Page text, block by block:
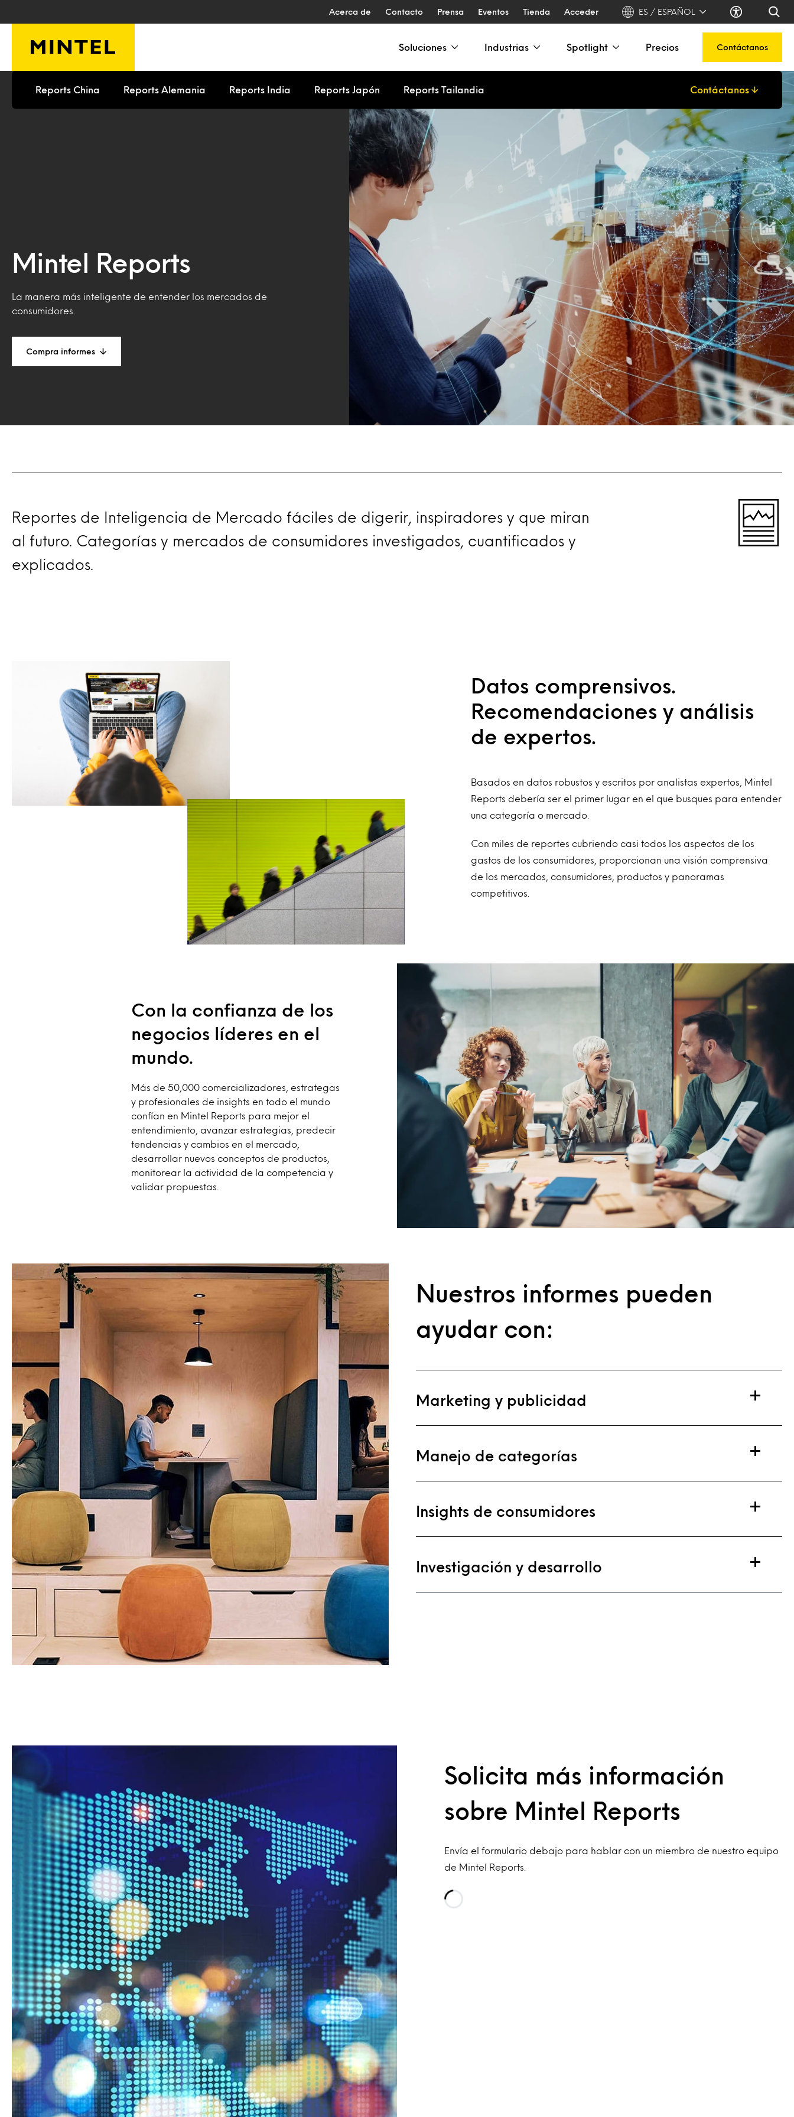
Acerca de Contacto Prensa Eventos Tienda Acceder ES / ESPAÑOL
Soluciones Industrias Spotlight Precios Contáctanos
Reports China Reports Alemania Reports India Reports Japón Reports Tailandia Contáctanos
Mintel Reports
La manera más inteligente de entender los mercados de
consumidores.
Compra informes
Reportes de Inteligencia de Mercado fáciles de digerir, inspiradores y que miran
al futuro. Categorías y mercados de consumidores investigados, cuantificados y
explicados.
Datos comprensivos.
Recomendaciones y análisis
de expertos.
Basados en datos robustos y escritos por analistas expertos, Mintel
Reports debería ser el primer lugar en el que busques para entender
una categoría o mercado.
Con miles de reportes cubriendo casi todos los aspectos de los
gastos de los consumidores, proporcionan una visión comprensiva
de los mercados, consumidores, productos y panoramas
competitivos.
Con la confianza de los
negocios líderes en el
mundo.
Más de 50,000 comercializadores, estrategas
y profesionales de insights en todo el mundo
confían en Mintel Reports para mejor el
entendimiento, avanzar estrategias, predecir
tendencias y cambios en el mercado,
desarrollar nuevos conceptos de productos,
monitorear la actividad de la competencia y
validar propuestas.
Nuestros informes pueden
ayudar con:
Marketing y publicidad
Manejo de categorías
Insights de consumidores
Investigación y desarrollo
Solicita más información
sobre Mintel Reports
Envía el formulario debajo para hablar con un miembro de nuestro equipo
de Mintel Reports.